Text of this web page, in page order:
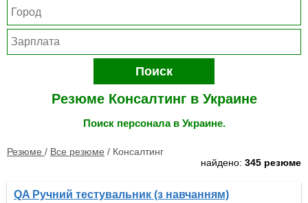
Поиск
Резюме Консалтинг в Украине
Поиск персонала в Украине.
Резюме / Все резюме / Консалтинг
найдено: 345 резюме
QA Ручний тестувальник (з навчанням)